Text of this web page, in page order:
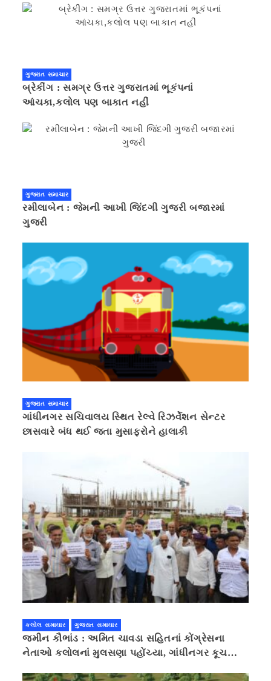
ગુજરાત સમાચાર
બ્રેકીંગ : સમગ્ર ઉત્તર ગુજરાતમાં ભૂકંપનાં
આંચકા,કલોલ પણ બાકાત નહીં
ગુજરાત સમાચાર
રમીલાબેન : જેમની આખી જિંદગી ગુજરી બજારમાં
ગુજરી
ગુજરાત સમાચાર
ગાંધીનગર સચિવાલય સ્થિત રેલ્વે રિઝર્વેશન સેન્ટર
છાસવારે બંધ થઈ જતા મુસાફરોને હાલાકી
કલોલ સમાચાર ગુજરાત સમાચાર
જમીન કૌભાંડ : અમિત ચાવડા સહિતનાં કોંગ્રેસના
નેતાઓ કલોલનાં મુલસણા પહોંચ્યા, ગાંધીનગર કૂચ